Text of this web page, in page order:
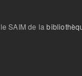
SAIM de la